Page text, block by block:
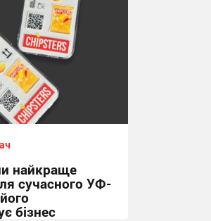
найкраще
сучасного УФ-
бізнес